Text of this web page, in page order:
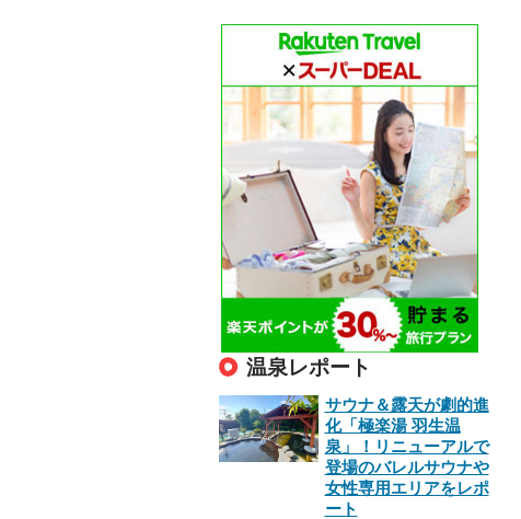
温泉レポート
サウナ＆露天が劇的進
化「極楽湯 羽生温
泉」！リニューアルで
登場のバレルサウナや
女性専用エリアをレポ
ート